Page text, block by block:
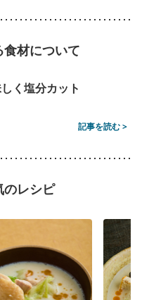
材について
く塩分カット
記事を読む >
のレシピ